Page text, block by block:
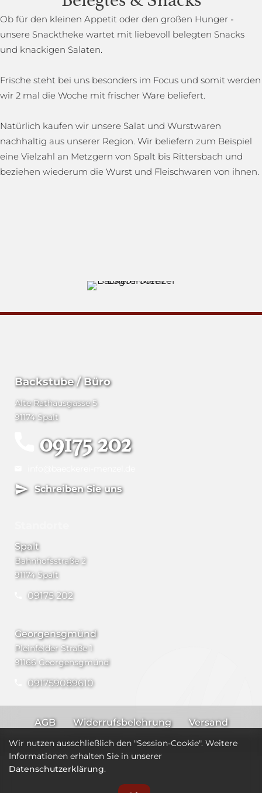
Ob für den kleinen Appetit oder den großen Hunger -
unsere Snacktheke wartet mit liebevoll belegten Snacks
und knackigen Salaten.
Frische steht bei uns besonders im Focus und somit werden
wir 2 mal die Woche mit frischer Ware beliefert.
Natürlich kaufen wir unsere Salat und Wurstwaren
nachhaltig aus unserer Region. Wir beliefern zum Beispiel
eine Vielzahl an Metzgern von Spalt bis Rittersbach und
beziehen wiederum die Wurst und Fleischwaren von ihnen.
Backstube / Büro
Alte Rathausgasse 5
91174 Spalt
09175 202
Schreiben Sie uns
Spalt
Bahnhofsstraße 2
91174 Spalt
09175 202
Georgensgmünd
Pleinfelder Straße 1
91166 Georgensgmünd
091759089610
AGB Widerrufsbelehrung
Versand
Impressum
Datenschutz
Wir nutzen ausschließlich den "Session-Cookie". Weitere
Informationen erhalten Sie in unserer
Datenschutzerklärung.